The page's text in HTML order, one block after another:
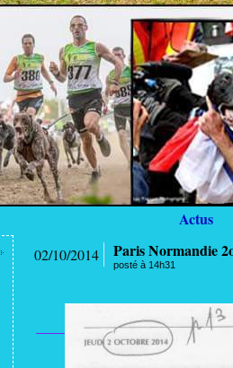
Actus
02/10/2014 Paris Normandie
posté à 14h31